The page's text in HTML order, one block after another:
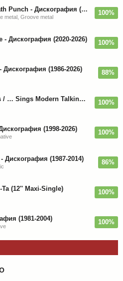
Five Finger Death Punch - Дискография (2008-2026)
metal, Groove metal
100%
- Дискография (2020-2026) 100%
Дискография (1986-2026) 88%
Thomas Anders / … Sings Modern Talking: The Best hi-res 100%
(1998-2026) 100%
Дискография (1987-2014) 86%
Ta (12'' Maxi-Single) 100%
(1981-2004) 100%